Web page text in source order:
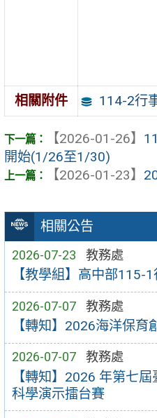
相關公告
2026-07-23 教務處
【教學組】高中部115-
2026-07-07 教務處
【轉知】2026海洋保育
2026-07-07 教務處
【轉知】2026 年第七
科學演示擂台賽
相關附件 114-2行
【2026-01-26】
開始(1/26至1/30)
【2026-01-23】